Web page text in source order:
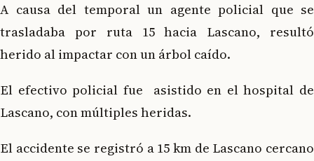
A causa del temporal un agente policial que se
trasladaba por ruta 15 hacia Lascano, resultó
herido al impactar con un árbol caído.
El efectivo policial fue asistido en el hospital de
Lascano, con múltiples heridas.
El accidente se registró a 15 km de Lascano cercano